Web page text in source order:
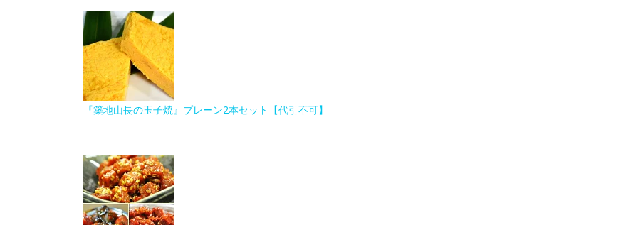
『築地山長の玉子焼』プレーン2本セット【代引不可】